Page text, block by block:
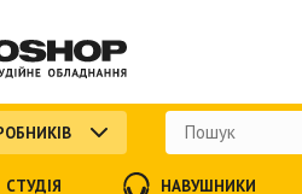
СТУДІЯ НАВУШНИКИ